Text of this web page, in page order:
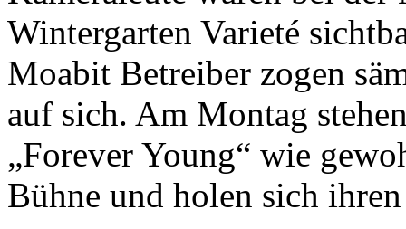
Wintergarten Varieté
Moabit Betreiber zogen
auf sich. Am Montag
„Forever Young“ wie
Bühne und holen sich